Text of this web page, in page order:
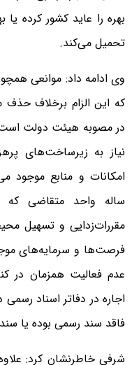
بهره را عاید کشور کرده
تحمیل می‌کند.
وی ادامه داد: موانعی
که این الزام برخلاف
در مصوبه هیئت دولت
نیاز به زیرساخت‌های
ساله واحد متقاضی که
مقررات‌زدایی و تسهیل
فرصت‌ها و سرمایه‌های
عدم فعالیت همزمان در
اجاره در دفاتر اسناد
فاقد سند رسمی بوده یا
شرفی خاطرنشان کرد: